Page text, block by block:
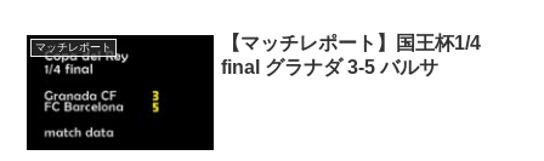
マッチレポート
【マッチレポート】国王杯1/4
final グラナダ 3-5 バルサ